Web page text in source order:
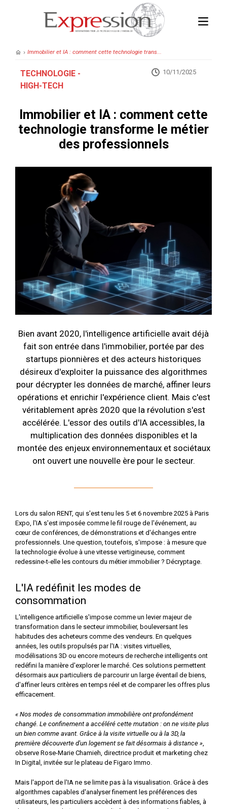
› Immobilier et IA : comment cette technologie trans...
TECHNOLOGIE -
HIGH-TECH
10/11/2025
Immobilier et IA : comment cette
technologie transforme le métier
des professionnels
Bien avant 2020, l'intelligence artificielle avait déjà
fait son entrée dans l'immobilier, portée par des
startups pionnières et des acteurs historiques
désireux d'exploiter la puissance des algorithmes
pour décrypter les données de marché, affiner leurs
opérations et enrichir l'expérience client. Mais c'est
véritablement après 2020 que la révolution s'est
accélérée. L'essor des outils d'IA accessibles, la
multiplication des données disponibles et la
montée des enjeux environnementaux et sociétaux
ont ouvert une nouvelle ère pour le secteur.
Lors du salon RENT, qui s'est tenu les 5 et 6 novembre 2025 à Paris
Expo, l'IA s'est imposée comme le fil rouge de l'événement, au
cœur de conférences, de démonstrations et d'échanges entre
professionnels. Une question, toutefois, s'impose : à mesure que
la technologie évolue à une vitesse vertigineuse, comment
redessine-t-elle les contours du métier immobilier ? Décryptage.
L'IA redéfinit les modes de
consommation
L'intelligence artificielle s'impose comme un levier majeur de
transformation dans le secteur immobilier, bouleversant les
habitudes des acheteurs comme des vendeurs. En quelques
années, les outils propulsés par l'IA : visites virtuelles,
modélisations 3D ou encore moteurs de recherche intelligents ont
redéfini la manière d'explorer le marché. Ces solutions permettent
désormais aux particuliers de parcourir un large éventail de biens,
d'affiner leurs critères en temps réel et de comparer les offres plus
efficacement.
« Nos modes de consommation immobilière ont profondément
changé. Le confinement a accéléré cette mutation : on ne visite plus
un bien comme avant. Grâce à la visite virtuelle ou à la 3D, la
première découverte d'un logement se fait désormais à distance »,
observe Rose-Marie Chamieh, directrice produit et marketing chez
In Digital, invitée sur le plateau de Figaro Immo.
Mais l'apport de l'IA ne se limite pas à la visualisation. Grâce à des
algorithmes capables d'analyser finement les préférences des
utilisateurs, les particuliers accèdent à des informations fiables, à